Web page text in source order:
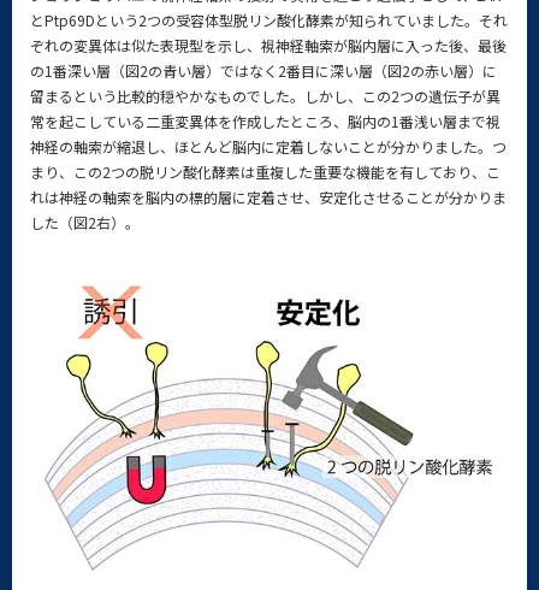
とPtp69Dという2つの受容体型脱リン酸化酵素が知られていました。それ
ぞれの変異体は似た表現型を示し、視神経軸索が脳内層に入った後、最後
の1番深い層（図2の青い層）ではなく2番目に深い層（図2の赤い層）に
留まるという比較的穏やかなものでした。しかし、この2つの遺伝子が異
常を起こしている二重変異体を作成したところ、脳内の1番浅い層まで視
神経の軸索が縮退し、ほとんど脳内に定着しないことが分かりました。つ
まり、この2つの脱リン酸化酵素は重複した重要な機能を有しており、こ
れは神経の軸索を脳内の標的層に定着させ、安定化させることが分かりま
した（図2右）。